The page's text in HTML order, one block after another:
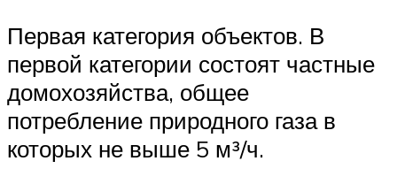
Первая категория объектов. В
первой категории состоят частные
домохозяйства, общее
потребление природного газа в
которых не выше 5 м³/ч.